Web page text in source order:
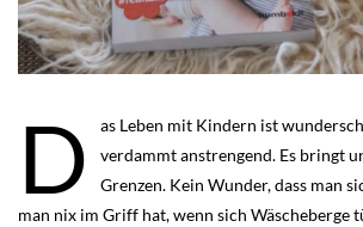
D
as Leben mit Kindern ist
verdammt anstrengend. Es bringt
Grenzen. Kein Wunder, dass man
man nix im Griff hat, wenn sich Wäscheberge